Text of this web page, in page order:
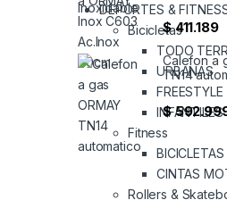
DEPORTES &
Bicicletas
TODO
URBANAS
FREESTYLE
INFANTILES
Fitness
CINTAS
Rollers &
$411.189
Calefon a
TN14
$